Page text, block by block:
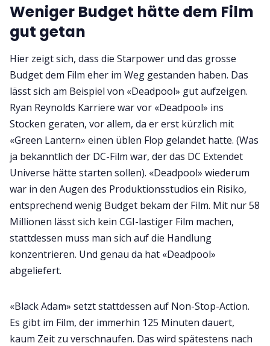
Weniger Budget hätte dem Film
gut getan
Hier zeigt sich, dass die Starpower und das grosse
Budget dem Film eher im Weg gestanden haben. Das
lässt sich am Beispiel von «Deadpool» gut aufzeigen.
Ryan Reynolds Karriere war vor «Deadpool» ins
Stocken geraten, vor allem, da er erst kürzlich mit
«Green Lantern» einen üblen Flop gelandet hatte. (Was
ja bekanntlich der DC-Film war, der das DC Extendet
Universe hätte starten sollen). «Deadpool» wiederum
war in den Augen des Produktionsstudios ein Risiko,
entsprechend wenig Budget bekam der Film. Mit nur 58
Millionen lässt sich kein CGI-lastiger Film machen,
stattdessen muss man sich auf die Handlung
konzentrieren. Und genau da hat «Deadpool»
abgeliefert.
«Black Adam» setzt stattdessen auf Non-Stop-Action.
Es gibt im Film, der immerhin 125 Minuten dauert,
kaum Zeit zu verschnaufen. Das wird spätestens nach